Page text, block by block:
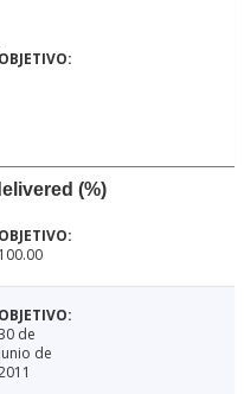
(%)
100.00
de
junio de